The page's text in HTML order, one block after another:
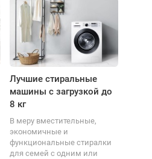
Лучшие стиральные
машины с загрузкой до
8 кг
В меру вместительные,
экономичные и
функциональные стиралки
для семей с одним или